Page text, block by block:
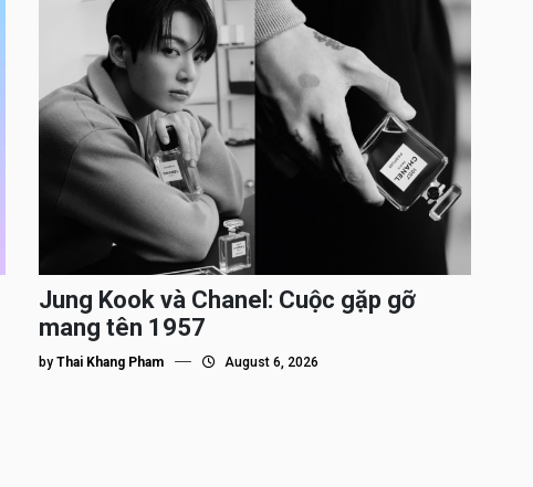
Jung Kook và Chanel: Cuộc gặp gỡ
mang tên 1957
byThai Khang Pham August 6, 2026